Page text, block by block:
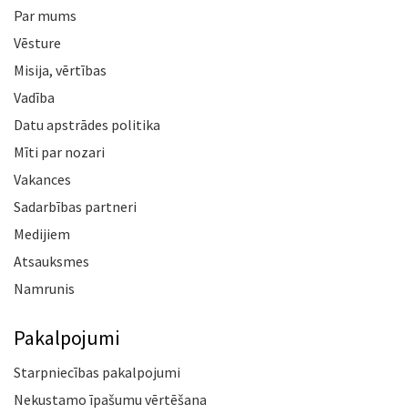
Par mums
Vēsture
Misija, vērtības
Vadība
Datu apstrādes politika
Mīti par nozari
Vakances
Sadarbības partneri
Medijiem
Atsauksmes
Namrunis
Pakalpojumi
Starpniecības pakalpojumi
Nekustamo īpašumu vērtēšana